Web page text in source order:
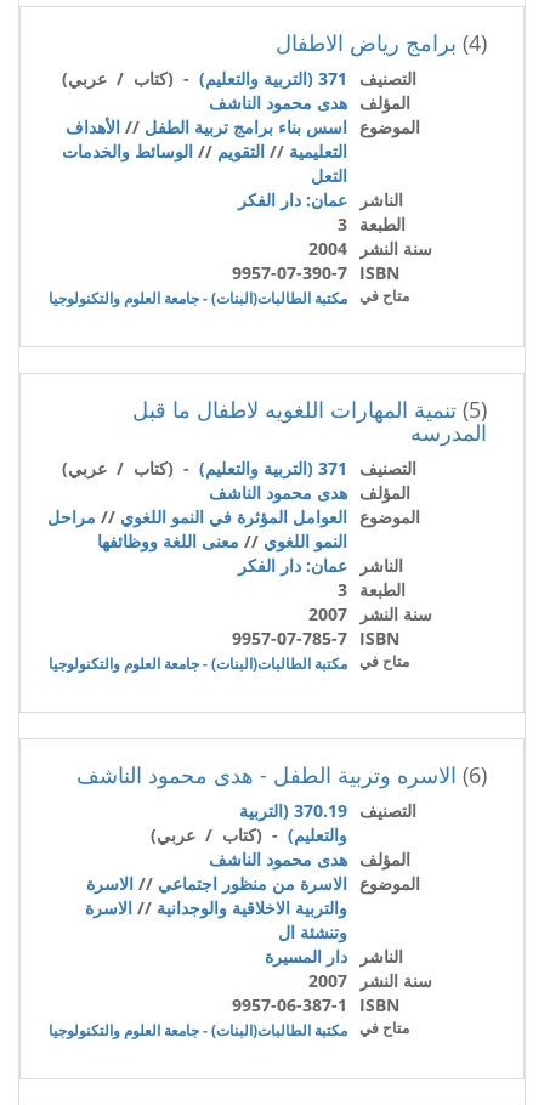
(4) برامج رياض الاطفال
التصنيف 371 (التربية والتعليم)
- (كتاب / عربي)
المؤلف هدى محمود الناشف
الموضوع اسس بناء برامج تربية الطفل // الأهداف
التعليمية // التقويم // الوسائط والخدمات
التعل
الناشر
عمان: دار الفكر
الطبعة 3
سنة النشر
2004
ISBN
9957-07-390-7
متاح في مكتبة الطالبات(البنات) - جامعة العلوم والتكنولوجيا
(5) تنمية المهارات اللغويه لاطفال ما قبل
المدرسه
التصنيف 371 (التربية والتعليم)
- (كتاب / عربي)
المؤلف هدى محمود الناشف
الموضوع العوامل المؤثرة في النمو اللغوي // مراحل
النمو اللغوي // معنى اللغة ووظائفها
الناشر
عمان: دار الفكر
الطبعة 3
سنة النشر
2007
ISBN
9957-07-785-7
متاح في مكتبة الطالبات(البنات) - جامعة العلوم والتكنولوجيا
(6) الاسره وتربية الطفل - هدى محمود الناشف
التصنيف
370.19 (التربية
والتعليم) - (كتاب / عربي)
المؤلف هدى محمود الناشف
الموضوع الاسرة من منظور اجتماعي // الاسرة
والتربية الاخلاقية والوجدانية // الاسرة
وتنشئة ال
الناشر
دار المسيرة
سنة النشر
2007
ISBN
9957-06-387-1
متاح في مكتبة الطالبات(البنات) - جامعة العلوم والتكنولوجيا